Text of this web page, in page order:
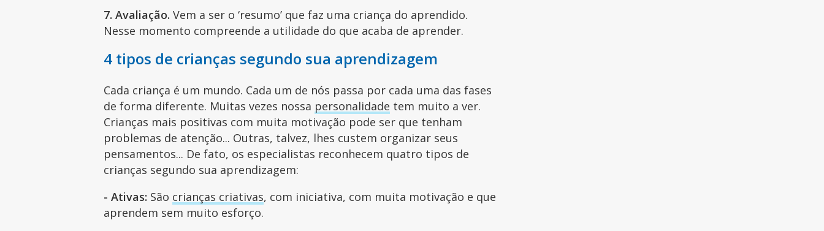
7. Avaliação. Vem a ser o ‘resumo’ que faz uma criança do aprendido.
Nesse momento compreende a utilidade do que acaba de aprender.
4 tipos de crianças segundo sua aprendizagem
Cada criança é um mundo. Cada um de nós passa por cada uma das fases
de forma diferente. Muitas vezes nossa personalidade tem muito a ver.
Crianças mais positivas com muita motivação pode ser que tenham
problemas de atenção... Outras, talvez, lhes custem organizar seus
pensamentos... De fato, os especialistas reconhecem quatro tipos de
crianças segundo sua aprendizagem:
- Ativas: São crianças criativas, com iniciativa, com muita motivação e que
aprendem sem muito esforço.